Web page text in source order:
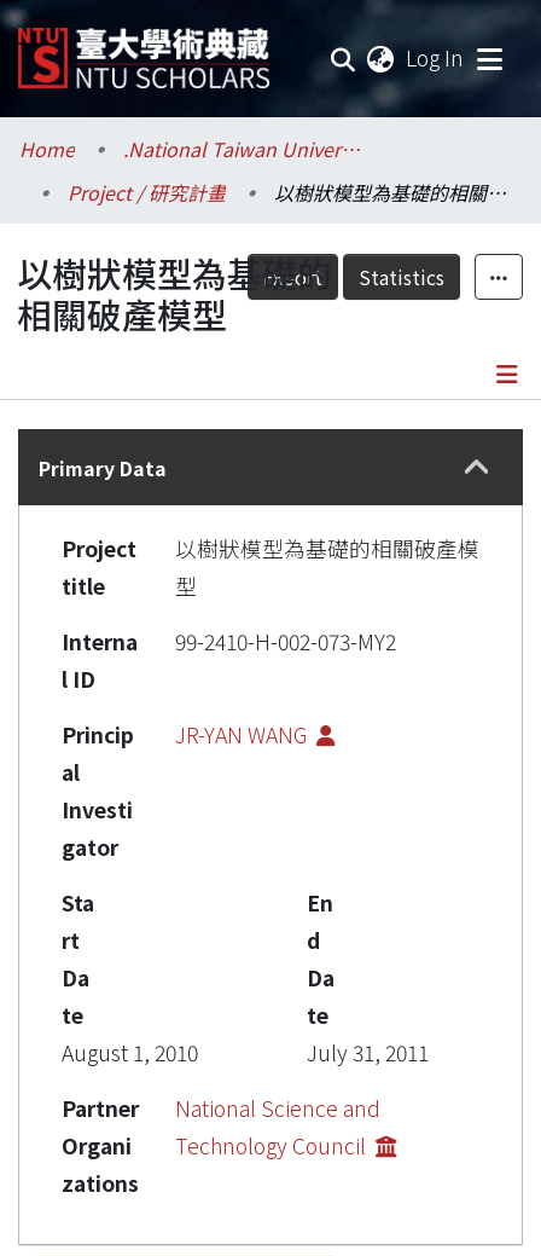
Log In
Communities & Collections
Research Outputs
Fundings & Projects
Researchers
Statistics
Home
.National Taiwan University / 國立臺灣大學
Project / 研究計畫
以樹狀模型為基礎的相關破產模型
Export Statistics
以樹狀模型為基礎的
相關破產模型
Details
Primary Data
Project
title
以樹狀模型為基礎的相關破產模
型
Interna
l ID
99-2410-H-002-073-MY2
Princip
al
Investi
gator
JR-YAN WANG
Sta
rt
Da
te
August 1, 2010
En
d
Da
te
July 31, 2011
Partner
Organi
zations
National Science and
Technology Council